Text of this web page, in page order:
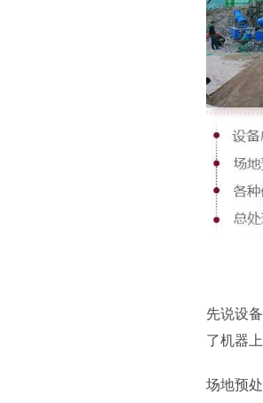
先说设
了机器
场地预